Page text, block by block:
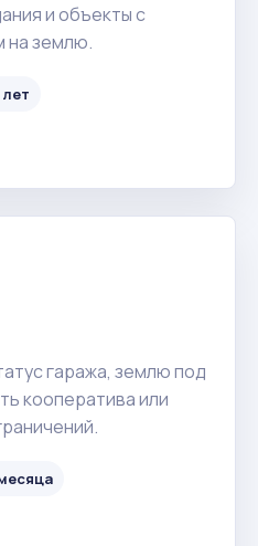
и объекты с
на землю.
лет
гаража, землю под
кооператива или